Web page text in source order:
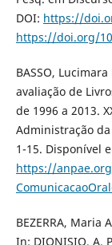
DOI: https://
https://doi.org/
BASSO,
avaliação de
de 1996 a 2013.
Administração da
1-15. Disponível
https://
BEZERRA, Maria
In: DIONISIO, A.